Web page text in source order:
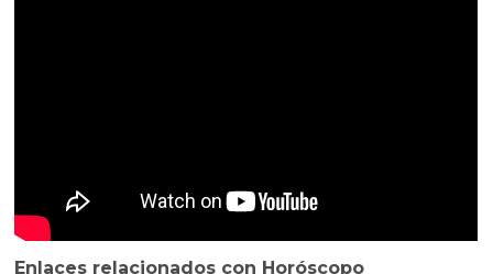
Enlaces relacionados con Horóscopo